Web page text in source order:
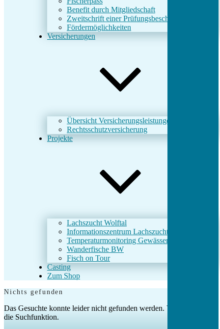
Benefit durch Mitgliedschaft
Zweitschrift einer Prüfungsbescheinigung
Fördermöglichkeiten
Versicherungen
Übersicht Versicherungsleistungen
Rechtsschutzversicherung
Projekte
Lachszucht Wolftal
Informationszentrum Lachszucht Wolftal
Temperaturmonitoring Gewässer
Wanderfische BW
Fisch on Tour
Casting
Zum Shop
Nichts gefunden
Das Gesuchte konnte leider nicht gefunden werden. Vielleicht hilft
die Suchfunktion.